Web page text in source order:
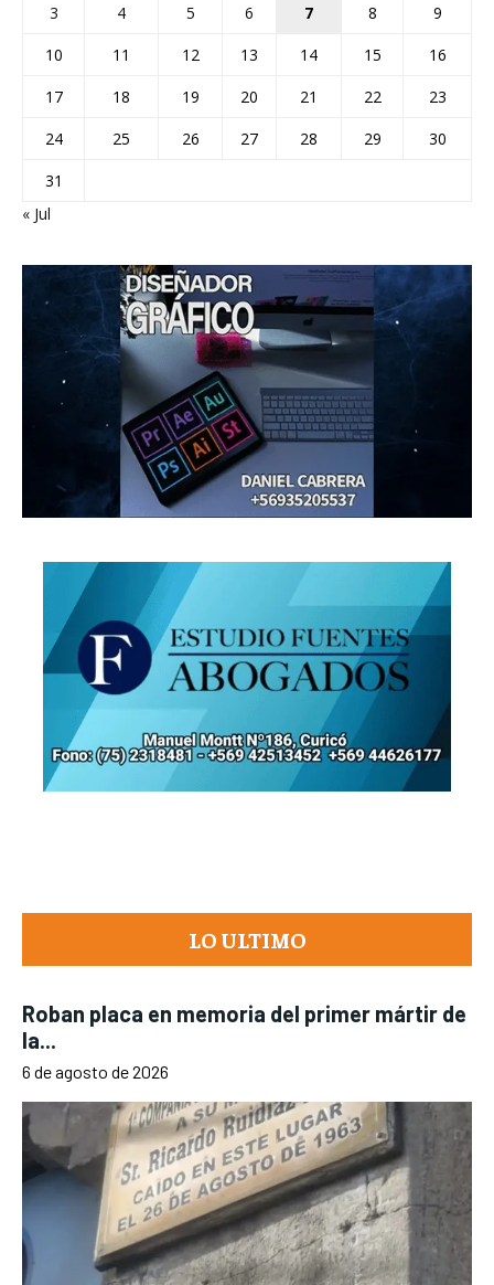
3
4 5 6 7 8
9
10
11 12 13 14 15
16
17
18 19 20 21 22
23
24
25 26 27 28 29
30
31
« Jul
LO ULTIMO
Roban placa en memoria del primer mártir de
la...
6 de agosto de 2026